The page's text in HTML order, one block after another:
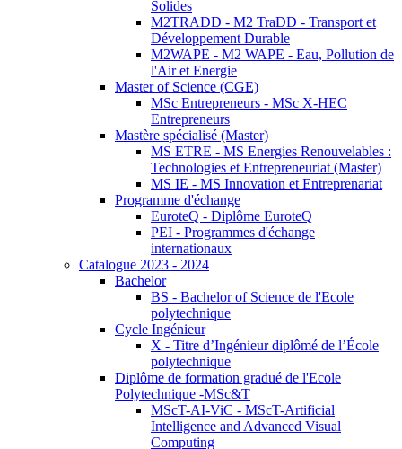
Solides
M2TRADD - M2 TraDD - Transport et
Développement Durable
M2WAPE - M2 WAPE - Eau, Pollution de
l'Air et Energie
Master of Science (CGE)
MSc Entrepreneurs - MSc X-HEC
Entrepreneurs
Mastère spécialisé (Master)
MS ETRE - MS Energies Renouvelables :
Technologies et Entrepreneuriat (Master)
MS IE - MS Innovation et Entreprenariat
Programme d'échange
EuroteQ - Diplôme EuroteQ
PEI - Programmes d'échange
internationaux
Catalogue 2023 - 2024
Bachelor
BS - Bachelor of Science de l'Ecole
polytechnique
Cycle Ingénieur
X - Titre d’Ingénieur diplômé de l’École
polytechnique
Diplôme de formation gradué de l'Ecole
Polytechnique -MSc&T
MScT-AI-ViC - MScT-Artificial
Intelligence and Advanced Visual
Computing